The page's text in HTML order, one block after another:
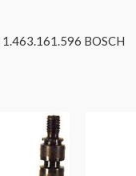
1.463.161.596 BOSCH